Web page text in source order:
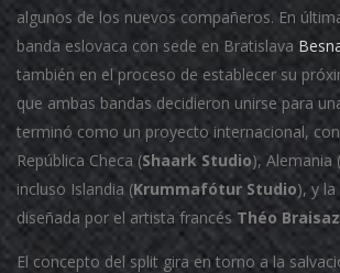
algunos de los nuevos compañeros. En
banda eslovaca con sede en Bratislava
también en el proceso de establecer su
que ambas bandas decidieron unirse para
terminó como un proyecto internacional,
República Checa (Shaark Studio), Alemania (
incluso Islandia (Krummafótur Studio), y
diseñada por el artista francés Théo Braisaz
El concepto del split gira en torno a la